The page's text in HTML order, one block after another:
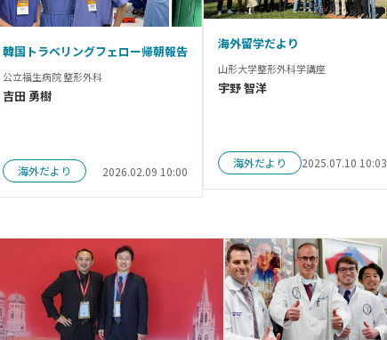
韓国トラベリングフェロー帰朝報告
公立福生病院 整形外科
吉田 勇樹
海外だより 2026.02.09 10:00
海外留学だより
山形大学整形外科学講座
宇野 智洋
海外だより 2025.07.10 10:03